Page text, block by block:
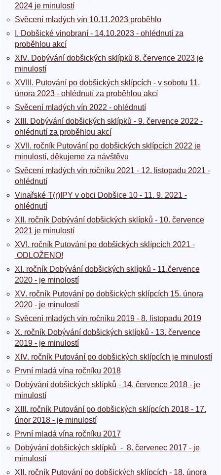
2024 je minulostí
Svěcení mladých vín 10.11.2023 proběhlo
I. Dobšické vinobraní - 14.10.2023 - ohlédnutí za
proběhlou akcí
XIV. Dobývání dobšických sklípků 8. července 2023 je
minulostí
XVIII. Putování po dobšických sklípcích - v sobotu 11.
února 2023 - ohlédnutí za proběhlou akcí
Svěcení mladých vín 2022 - ohlédnutí
XIII. Dobývání dobšických sklípků - 9. července 2022 -
ohlédnutí za proběhlou akcí
XVII. ročník Putování po dobšických sklípcích 2022 je
minulostí, děkujeme za návštěvu
Svěcení mladých vín ročníku 2021 - 12. listopadu 2021 -
ohlédnutí
Vinařské T(r)IPY v obci Dobšice 10 - 11. 9. 2021 -
ohlédnutí
XII. ročník Dobývání dobšických sklípků - 10. července
2021 je minulostí
XVI. ročník Putování po dobšických sklípcích 2021 -
ODLOŽENO!
XI. ročník Dobývání dobšických sklípků - 11.července
2020 - je minolostí
XV. ročník Putování po dobšických sklípcích 15. února
2020 - je minulostí
Svěcení mladých vín ročníku 2019 - 8. listopadu 2019
X. ročník Dobývání dobšických sklípků - 13. července
2019 - je minulostí
XIV. ročník Putování po dobšických sklípcích je minulostí
První mladá vína ročníku 2018
Dobývání dobšických sklípků - 14. července 2018 - je
minulostí
XIII. ročník Putování po dobšických sklípcích 2018 - 17.
únor 2018 - je minulostí
První mladá vína ročníku 2017
Dobývání dobšických sklípků - 8. červenec 2017 - je
minulostí
XII. ročník Putování po dobšických sklípcích - 18. února